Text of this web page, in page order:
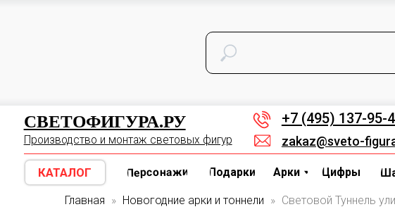
КАТАЛОГ
Производство и монтаж световых фигур zakaz@sveto-figura.ru
Шары
Арки Цифры
Подарки
Персонажи
Подарки
Главная Новогодние арки и тоннели Световой Туннель